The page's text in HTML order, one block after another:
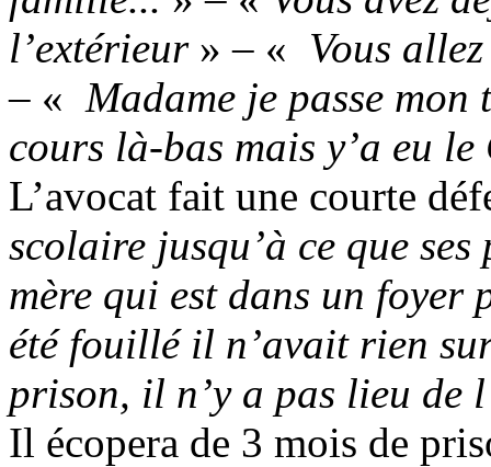
l’extérieur» – « Vous
– « Madame je passe mon
cours là-bas mais y’a eu le
L’avocat fait une courte
scolaire jusqu’à ce que
mère qui est dans un foyer
été fouillé il n’avait rien
prison, il n’y a pas lieu de
Il écopera de 3 mois de